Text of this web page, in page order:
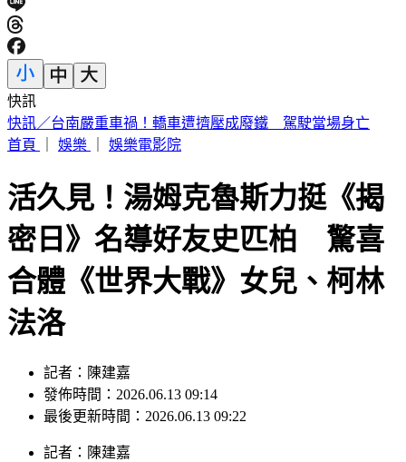
快訊
快訊／台南嚴重車禍！轎車遭擠壓成廢鐵 駕駛當場身亡
首頁
娛樂 娛樂電影院
活久見！湯姆克魯斯力挺《揭
密日》名導好友史匹柏 驚喜
合體《世界大戰》女兒、柯林
法洛
記者：陳建嘉
發佈時間：2026.06.13 09:14
最後更新時間：2026.06.13 09:22
記者 ： 陳建嘉